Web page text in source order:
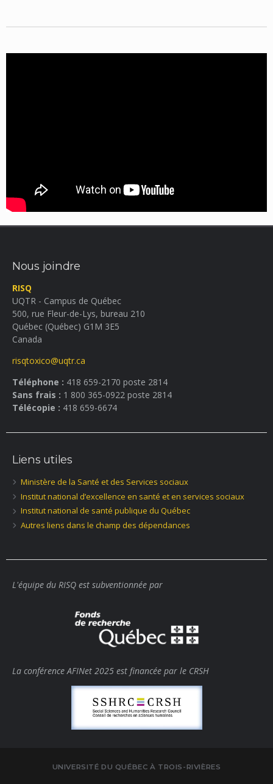
Nous joindre
RISQ
UQTR - Campus de Québec
500, rue Fleur-de-Lys, bureau 210
Québec (Québec) G1M 3E5
Canada
risqtoxico@uqtr.ca
Téléphone : 418 659-2170 poste 2814
Sans frais : 1 800 365-0922 poste 2814
Télécopie : 418 659-6674
Liens utiles
Ministère de la Santé et des Services sociaux
Institut national d’excellence en santé et en services sociaux
Institut national de santé publique du Québec
Autres liens dans le champ des dépendances
L'équipe du RISQ est subventionnée par
La conférence AFINet 2025 est financée par le CRSH
UNIVERSITÉ DU QUÉBEC À TROIS-RIVIÈRES